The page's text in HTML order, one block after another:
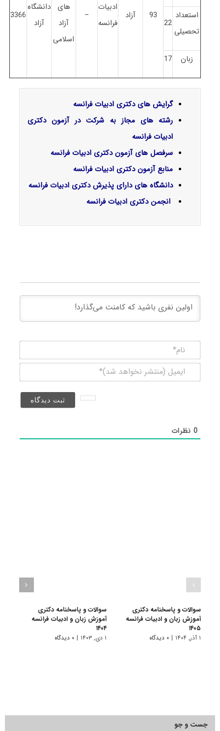
93 آزاد
ادبیات
فرانسه
–
های
آزاد
اسلامی
دانشگاه
آزاد
3366
استعداد
تحصیلی
22
زبان 17
گرایش‌ های دکتری ادبیات فرانسه
رشته های مجاز به شرکت در آزمون دکتری
ادبیات فرانسه
سرفصل‌ های آزمون دکتری ادبیات فرانسه
منابع آزمون دکتری ادبیات فرانسه
دانشگاه های دارای پذیرش دکتری ادبیات فرانسه
انجمن دکتری ادبیات فرانسه
(منتشر
0نظرات
سوالات و پاسخنامه دکتری
آموزش زبان و ادبیات فرانسه
۱۴۰۵
۱ آذر, ۱۴۰۴ | ۰ دیدگاه
سوالات و پاسخنامه دکتری
آموزش زبان و ادبیات فرانسه
۱۴۰۴
۱ دی, ۱۴۰۳ | ۰ دیدگاه
جست و جو